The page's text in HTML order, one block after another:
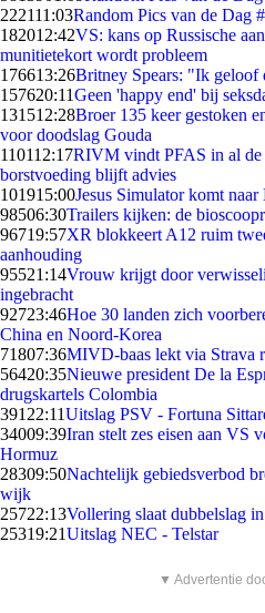
222111:03Random Pics van de Dag
182012:42VS: kans op Russische
munitietekort wordt probleem
176613:26Britney Spears: "Ik geloof
157620:11Geen 'happy end' bij
131512:28Broer 135 keer gestoken
voor doodslag Gouda
110112:17RIVM vindt PFAS in al de
borstvoeding blijft advies
101915:00Jesus Simulator komt
98506:30Trailers kijken: de
96719:57XR blokkeert A12 ruim
aanhouding
95521:14Vrouw krijgt door
ingebracht
92723:46Hoe 30 landen zich
China en Noord-Korea
71807:36MIVD-baas lekt via Strava
56420:35Nieuwe president De la
drugskartels Colombia
391 22:11Uitslag PSV - Fortuna
34009:39Iran stelt zes eisen aan VS
Hormuz
28309:50Nachtelijk gebiedsverbod
wijk
25722:13Vollering slaat dubbelslag
25319:21Uitslag NEC - Telstar
▼ Advertentie